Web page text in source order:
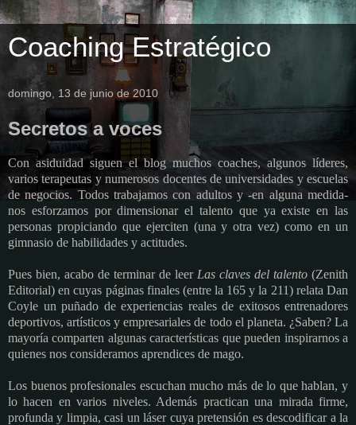
Coaching Estratégico
domingo, 13 de junio de 2010
Secretos a voces
Con asiduidad siguen el blog muchos coaches, algunos líderes,
varios terapeutas y numerosos docentes de universidades y escuelas
de negocios. Todos trabajamos con adultos y -en alguna medida-
nos esforzamos por dimensionar el talento que ya existe en las
personas propiciando que ejerciten (una y otra vez) como en un
gimnasio de habilidades y actitudes.
Pues bien, acabo de terminar de leer Las claves del talento (Zenith
Editorial) en cuyas páginas finales (entre la 165 y la 211) relata Dan
Coyle un puñado de experiencias reales de exitosos entrenadores
deportivos, artísticos y empresariales de todo el planeta. ¿Saben? La
mayoría comparten algunas características que pueden inspirarnos a
quienes nos consideramos aprendices de mago.
Los buenos profesionales escuchan mucho más de lo que hablan, y
lo hacen en varios niveles. Además practican una mirada firme,
profunda y limpia, casi un láser cuya pretensión es descodificar a la